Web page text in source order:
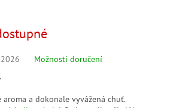
Možnosti doručení
aroma a dokonale vyvážená chuť.